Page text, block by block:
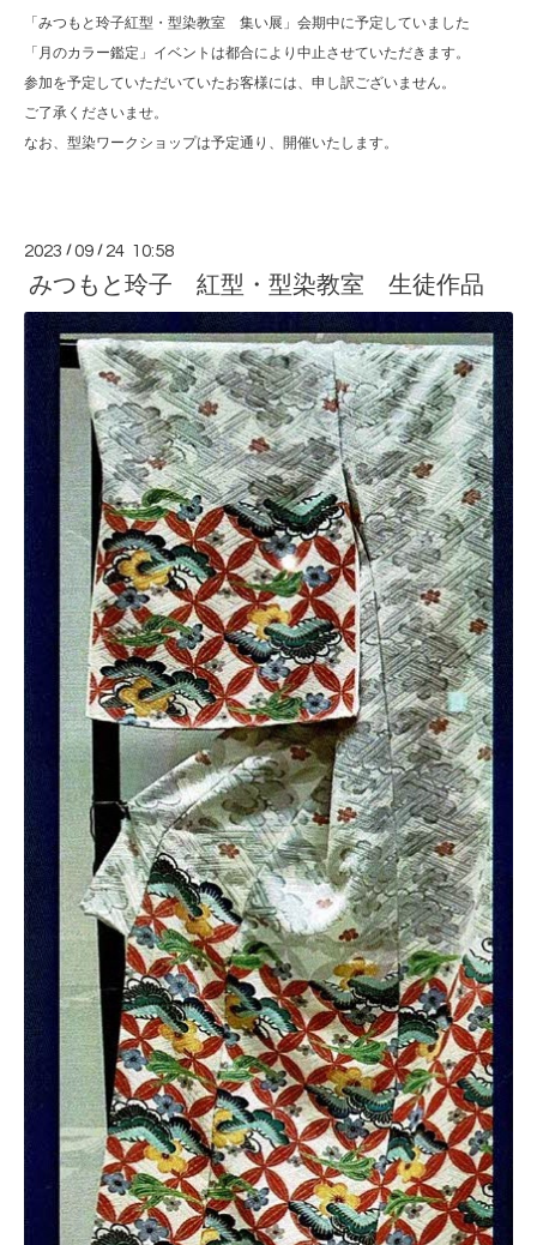
「みつもと玲子紅型・型染教室 集い展」会期中に予定していました
「月のカラー鑑定」イベントは都合により中止させていただきます。
参加を予定していただいていたお客様には、申し訳ございません。
ご了承くださいませ。
なお、型染ワークショップは予定通り、開催いたします。
2023 /09 / 24 10:58
みつもと玲子 紅型・型染教室 生徒作品